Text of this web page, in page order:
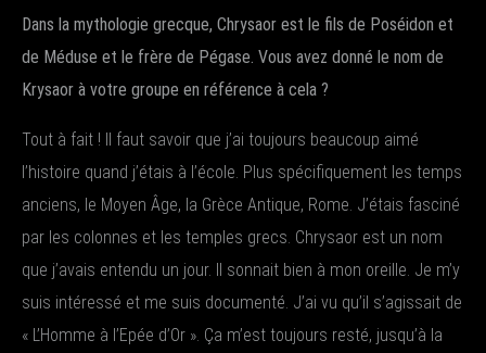
Dans la mythologie grecque, Chrysaor est le fils de Poséidon et
de Méduse et le frère de Pégase. Vous avez donné le nom de
Krysaor à votre groupe en référence à cela ?
Tout à fait ! Il faut savoir que j’ai toujours beaucoup aimé
l’histoire quand j’étais à l’école. Plus spécifiquement les temps
anciens, le Moyen Âge, la Grèce Antique, Rome. J’étais fasciné
par les colonnes et les temples grecs. Chrysaor est un nom
que j’avais entendu un jour. Il sonnait bien à mon oreille. Je m’y
suis intéressé et me suis documenté. J’ai vu qu’il s’agissait de
« L’Homme à l’Epée d’Or ». Ça m’est toujours resté, jusqu’à la